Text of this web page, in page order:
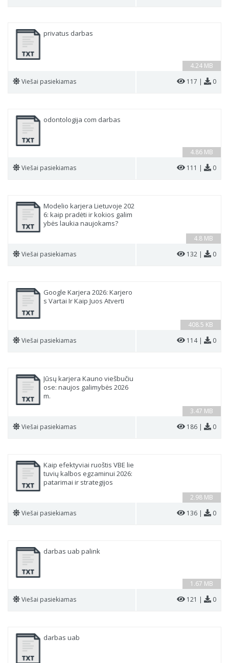
4.24 MB
privatus darbas
Viešai pasiekiamas 117 | 0
4.86 MB
odontologija com darbas
Viešai pasiekiamas 111 | 0
4.8 MB
Modelio karjera Lietuvoje 202
6: kaip pradėti ir kokios galim
ybės laukia naujokams?
Viešai pasiekiamas 132 | 0
408.5 KB
Google Karjera 2026: Karjero
s Vartai Ir Kaip Juos Atverti
Viešai pasiekiamas 114 | 0
3.47 MB
Jūsų karjera Kauno viešbučiu
ose: naujos galimybės 2026
m.
Viešai pasiekiamas 186 | 0
2.98 MB
Kaip efektyviai ruoštis VBE lie
tuvių kalbos egzaminui 2026:
patarimai ir strategijos
Viešai pasiekiamas 136 | 0
1.67 MB
darbas uab palink
Viešai pasiekiamas 121 | 0
darbas uab